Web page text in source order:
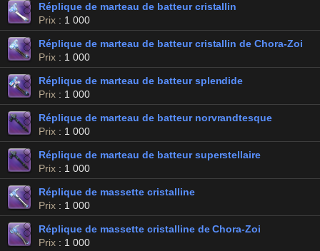
Réplique de marteau de batteur cristallin
Prix: 1 000
Réplique de marteau de batteur cristallin de Chora-Zoi
Prix: 1 000
Réplique de marteau de batteur splendide
Prix: 1 000
Réplique de marteau de batteur norvrandtesque
Prix: 1 000
Réplique de marteau de batteur superstellaire
Prix: 1 000
Réplique de massette cristalline
Prix: 1 000
Réplique de massette cristalline de Chora-Zoi
Prix: 1 000